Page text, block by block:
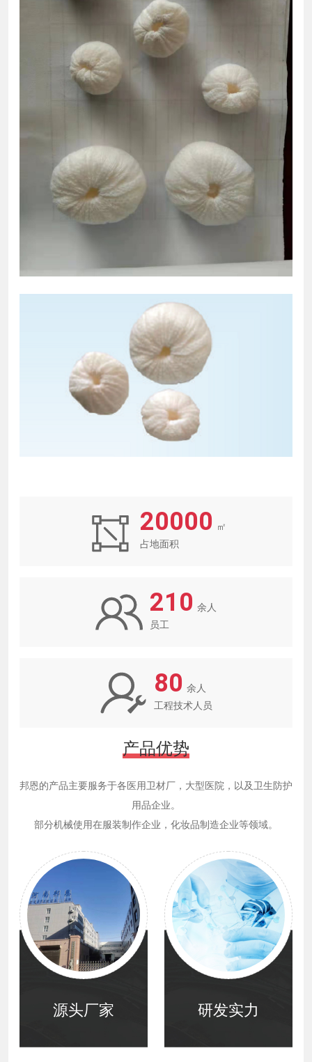
20000 ㎡
占地面积
210 余人
员工
80 余人
工程技术人员
产品优势
邦恩的产品主要服务于各医用卫材厂，大型医院，以及卫生防护
用品企业。
部分机械使用在服装制作企业，化妆品制造企业等领域。
源头厂家 研发实力